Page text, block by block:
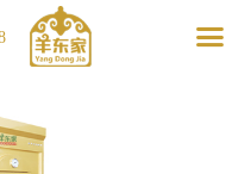
끀